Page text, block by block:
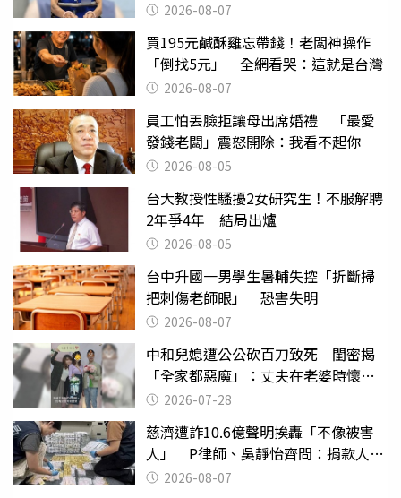
2026-08-07
買195元鹹酥雞忘帶錢！老闆神操作
「倒找5元」 全網看哭：這就是台灣
2026-08-07
員工怕丟臉拒讓母出席婚禮 「最愛
發錢老闆」震怒開除：我看不起你
2026-08-05
台大教授性騷擾2女研究生！不服解聘
2年爭4年 結局出爐
2026-08-05
台中升國一男學生暑輔失控「折斷掃
把刺傷老師眼」 恐害失明
2026-08-07
中和兒媳遭公公砍百刀致死 閨密揭
「全家都惡魔」：丈夫在老婆時懷孕
摔東西
2026-07-28
慈濟遭詐10.6億聲明挨轟「不像被害
人」 P律師、吳靜怡齊問：捐款人有
權知道真相
2026-08-07